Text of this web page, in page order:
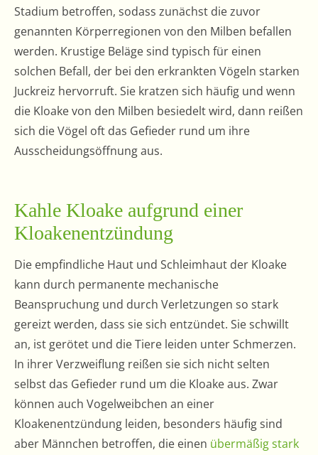
Stadium betroffen, sodass zunächst die zuvor
genannten Körperregionen von den Milben befallen
werden. Krustige Beläge sind typisch für einen
solchen Befall, der bei den erkrankten Vögeln starken
Juckreiz hervorruft. Sie kratzen sich häufig und wenn
die Kloake von den Milben besiedelt wird, dann reißen
sich die Vögel oft das Gefieder rund um ihre
Ausscheidungsöffnung aus.
Kahle Kloake aufgrund einer
Kloakenentzündung
Die empfindliche Haut und Schleimhaut der Kloake
kann durch permanente mechanische
Beanspruchung und durch Verletzungen so stark
gereizt werden, dass sie sich entzündet. Sie schwillt
an, ist gerötet und die Tiere leiden unter Schmerzen.
In ihrer Verzweiflung reißen sie sich nicht selten
selbst das Gefieder rund um die Kloake aus. Zwar
können auch Vogelweibchen an einer
Kloakenentzündung leiden, besonders häufig sind
aber Männchen betroffen, die einen übermäßig stark